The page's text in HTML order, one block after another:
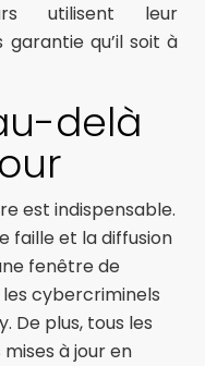
utilisent leur
qu’il soit à
delà
est indispensable.
faille et la diffusion
fenêtre de
cybercriminels
De plus, tous les
à jour en